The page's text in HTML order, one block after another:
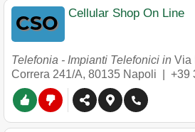
Cellular Shop On Line
Telefonia - Impianti Telefonici in Via
Correra 241/A, 80135 Napoli +39